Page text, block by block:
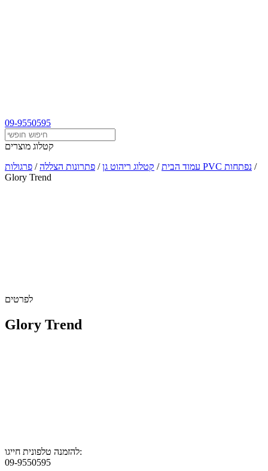
09-9550595
קטלוג מוצרים
עמוד הבית/ קטלוג ריהוט גן/ פתרונות הצללה/ פרגולות PVC נפתחות /
Glory Trend
לפרטים
Glory Trend
להזמנה טלפונית חייגו:
09-9550595